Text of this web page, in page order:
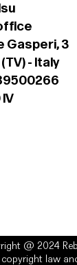
Gasperi, 3
- Italy
@ 2024
law